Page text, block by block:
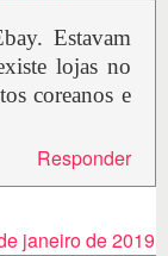
Estavam
lojas no
coreanos e
Responder
janeiro de 2019